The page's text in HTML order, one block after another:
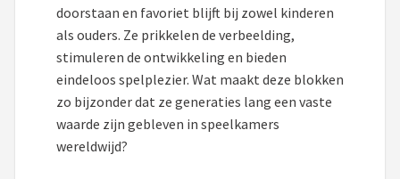
Soft Touch
FRIGG
Meyco
doorstaan en favoriet blijft bij zowel kinderen
als ouders. Ze prikkelen de verbeelding,
stimuleren de ontwikkeling en bieden
eindeloos spelplezier. Wat maakt deze blokken
zo bijzonder dat ze generaties lang een vaste
waarde zijn gebleven in speelkamers
wereldwijd?